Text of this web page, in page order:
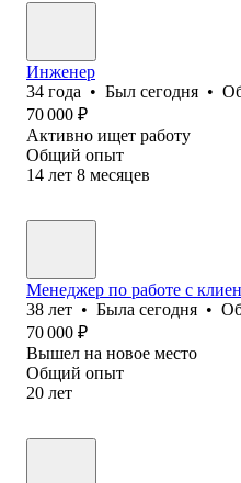
Инженер
34 года • Был сегодня •
70 000 ₽
Активно ищет работу
Общий опыт
14 лет 8 месяцев
Менеджер по работе с
38 лет • Была сегодня •
70 000 ₽
Вышел на новое место
Общий опыт
20 лет